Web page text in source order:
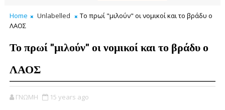
Home Unlabelled
Το πρωί "μιλούν" οι νομικοί και το βράδυ ο
ΛΑΟΣ
Το πρωί "μιλούν" οι νομικοί και το βράδυ ο
ΛΑΟΣ
ΓΝΩΜΗ 15 years ago